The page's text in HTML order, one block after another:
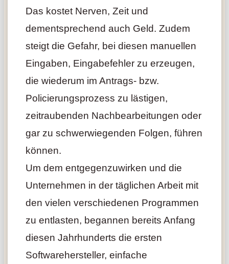
Das kostet Nerven, Zeit und
dementsprechend auch Geld. Zudem
steigt die Gefahr, bei diesen manuellen
Eingaben, Eingabefehler zu erzeugen,
die wiederum im Antrags- bzw.
Policierungsprozess zu lästigen,
zeitraubenden Nachbearbeitungen oder
gar zu schwerwiegenden Folgen, führen
können.
Um dem entgegenzuwirken und die
Unternehmen in der täglichen Arbeit mit
den vielen verschiedenen Programmen
zu entlasten, begannen bereits Anfang
diesen Jahrhunderts die ersten
Softwarehersteller, einfache